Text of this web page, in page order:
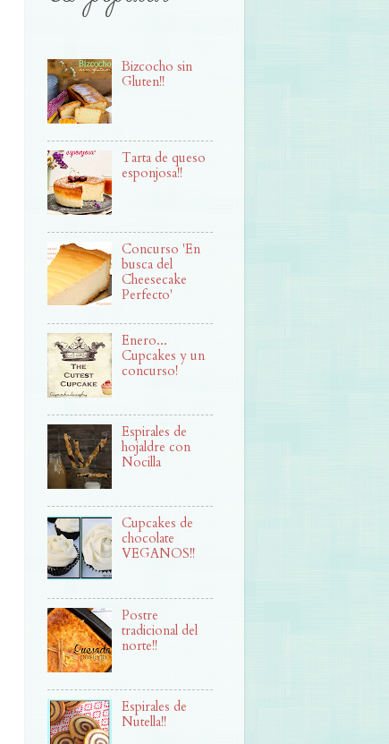
Bizcocho sin
Gluten!!
Tarta de queso
esponjosa!!
Concurso 'En
busca del
Cheesecake
Perfecto'
Enero...
Cupcakes y un
concurso!
Espirales de
hojaldre con
Nocilla
Cupcakes de
chocolate
VEGANOS!!
Postre
tradicional del
norte!!
Espirales de
Nutella!!